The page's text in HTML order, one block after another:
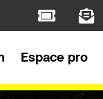
Espace pro